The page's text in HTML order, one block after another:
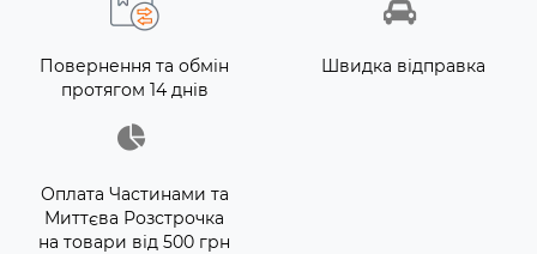
Повернення та обмін
протягом 14 днів
Швидка відправка
Оплата Частинами та
Миттєва Розстрочка
на товари від 500 грн